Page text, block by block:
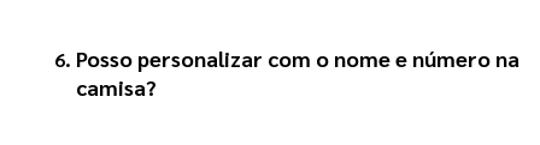
Posso personalizar com o nome e número na
camisa?